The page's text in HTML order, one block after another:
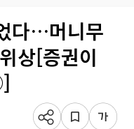
다…머니무
상[증권이